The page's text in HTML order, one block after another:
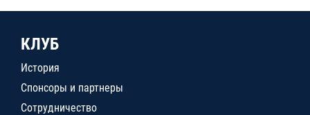
КЛУБ
История
Спонсоры и партнеры
Сотрудничество